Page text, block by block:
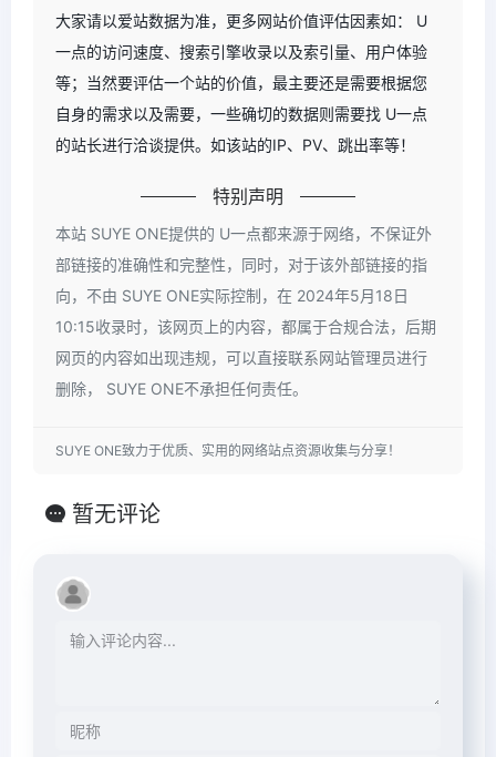
大家请以爱站数据为准，更多网站价值评估因素如： U
一点的访问速度、搜索引擎收录以及索引量、用户体验
等；当然要评估一个站的价值，最主要还是需要根据您
自身的需求以及需要，一些确切的数据则需要找 U一点
的站长进行洽谈提供。如该站的IP、PV、跳出率等！
特别声明
本站 SUYE ONE提供的 U一点都来源于网络，不保证外
部链接的准确性和完整性，同时，对于该外部链接的指
向，不由 SUYE ONE实际控制，在 2024年5月18日
10:15收录时，该网页上的内容，都属于合规合法，后期
网页的内容如出现违规，可以直接联系网站管理员进行
删除， SUYE ONE不承担任何责任。
SUYE ONE致力于优质、实用的网络站点资源收集与分享！
暂无评论